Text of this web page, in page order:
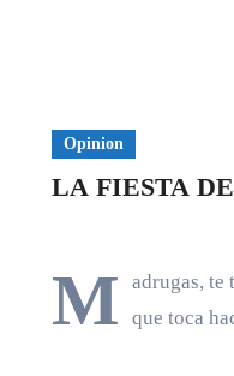
Opinion
LA FIESTA
M
adrugas, te
que toca